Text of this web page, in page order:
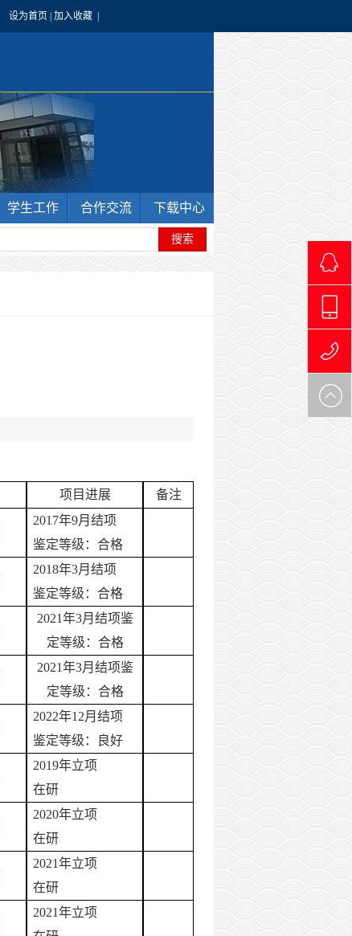
设为首页 加入收藏
学生工作 合作交流 下载中心
项目进展 备注
2017年9月结项
鉴定等级：合格
2018年3月结项
鉴定等级：合格
2021年3月结项鉴
定等级：合格
2021年3月结项鉴
定等级：合格
2022年12月结项
鉴定等级：良好
2019年立项
在研
2020年立项
在研
2021年立项
在研
2021年立项
0971-